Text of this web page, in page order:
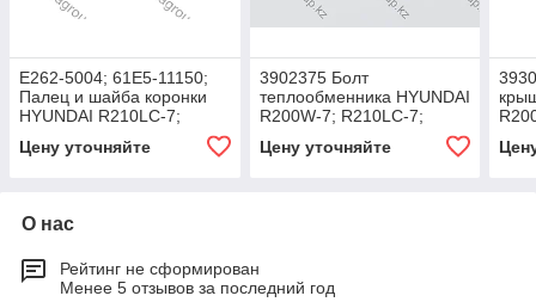
E262-5004; 61E5-11150;
Палец и шайба коронки
HYUNDAI R210LC-7;
Цену уточняйте
3902375 Болт
теплообменника HYUNDAI
R200W-7; R210LC-7;
Цену уточняйте
О нас
Рейтинг не сформирован
Менее 5 отзывов за последний год